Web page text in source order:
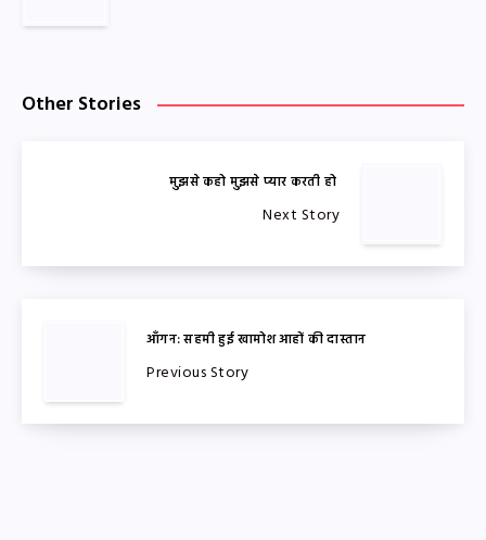
Other Stories
मुझसे कहो मुझसे प्यार करती हो
Next Story
आँगन: सहमी हुई खामोश आहों की दास्तान
Previous Story